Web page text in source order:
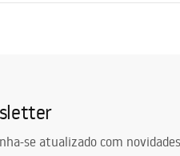
195mm
junta, sifão com filtro, Ganchos
de louça líquida, Boné, drainer
se atualizado com